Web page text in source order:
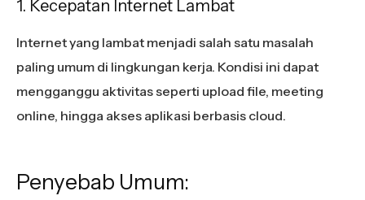
1. Kecepatan Internet Lambat
Internet yang lambat menjadi salah satu masalah
paling umum di lingkungan kerja. Kondisi ini dapat
mengganggu aktivitas seperti upload file, meeting
online, hingga akses aplikasi berbasis cloud.
Penyebab Umum: